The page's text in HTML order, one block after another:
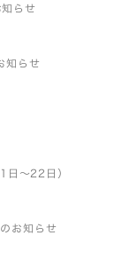
らせ
知らせ
日～22日）
お知らせ